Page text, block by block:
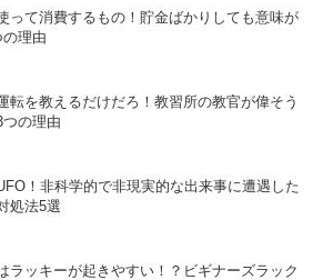
って消費するもの！貯金ばかりしても意味が
の理由
転を教えるだけだろ！教習所の教官が偉そう
つの理由
！非科学的で非現実的な出来事に遭遇した
処法5選
ラッキーが起きやすい！？ビギナーズラック